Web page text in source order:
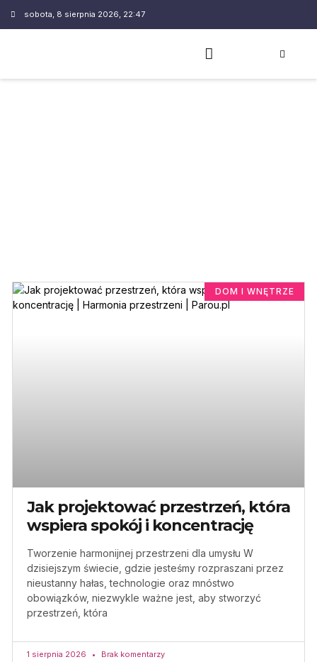
sobota, 8 sierpnia 2026, 22:47
DOM I WNĘTRZE
Jak projektować przestrzeń, która
wspiera spokój i koncentrację
Tworzenie harmonijnej przestrzeni dla umysłu W
dzisiejszym świecie, gdzie jesteśmy rozpraszani przez
nieustanny hałas, technologie oraz mnóstwo
obowiązków, niezwykle ważne jest, aby stworzyć
przestrzeń, która
1 sierpnia 2026 Brak komentarzy